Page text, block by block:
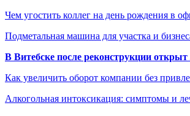
Чем угостить коллег на день рождения в
Подметальная машина для участка и
В Витебске после реконструкции
Как увеличить оборот компании без
Алкогольная интоксикация: симптомы и